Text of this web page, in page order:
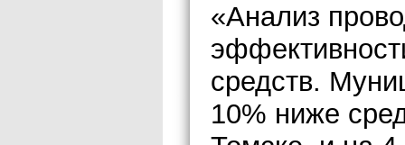
«Анализ
средств.
10% ниже